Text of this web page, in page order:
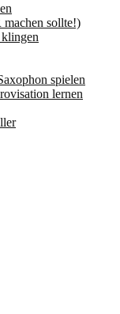
machen sollte!)
spielen
lernen